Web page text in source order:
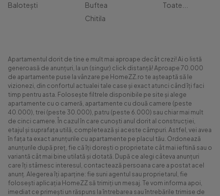
Balotești
Buftea
Chitila
Toate...
Apartamentul dorit de tine e mult mai aproape decât crezi! Ai o listă
generoasă de anunțuri, la un (singur) click distanță! Aproape 70.000
de apartamente puse la vânzare pe HomeZZ.ro te așteaptă să le
vizionezi, din confortul actualei tale case și exact atunci când îți faci
timp pentru asta. Folosește filtrele disponibile pe site și alege
apartamente cu o cameră, apartamente cu două camere (peste
40.000), trei (peste 30.000), patru (peste 6.000) sau chiar mai mult
de cinci camere. În cazul în care cunoști anul dorit al construcției,
etajul și suprafața utilă, completează și aceste câmpuri. Astfel, vei avea
în fața ta exact anunțurile cu apartamente pe placul tău. Ordonează
anunțurile după preț, fie că îți dorești o proprietate cât mai ieftină sau o
variantă cât mai bine utilată și dotată. După ce alegi câteva anunțuri
care îți stârnesc interesul, contactează persoana care a postat acel
anunț. Alegerea îți aparține: fie suni agentul sau proprietarul, fie
folosești aplicația HomeZZ să trimiți un mesaj. Te vom informa apoi,
imediat ce primești un răspuns la întrebarea sau întrebările trimise de